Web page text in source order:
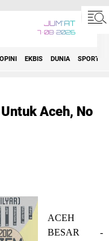
JUM'AT
7•08•2026
OPINI EKBIS DUNIA SPORT
Aceh, No
ACEH
BESAR
-